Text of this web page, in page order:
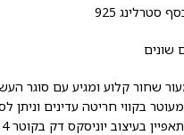
סטרלינג 925
שונים
שחור קלוע ומגיע עם סוגר
. הסוגר מעוטר בקווי חריטה עדינים